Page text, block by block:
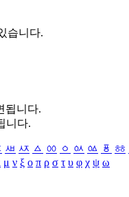
습니다.
됩니다.
니다.
ㅽ ㅾ ㅿ ㆀ ㆁ ㆂ ㆃ ㆄ ㆅ
μ ν ξ ο π ρ σ τ υ φ χ ψ ω